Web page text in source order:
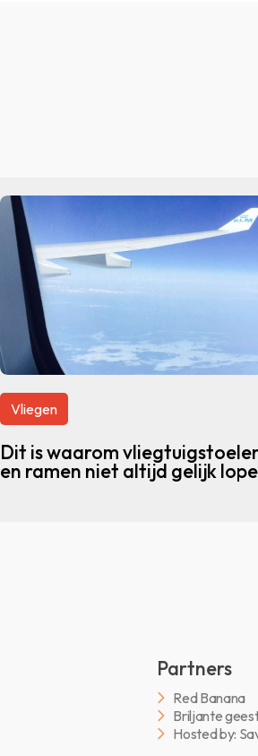
Vliegen
Dit is waarom
en ramen niet altijd gelijk
Partners
Red Banana
Briljante
Hosted by: